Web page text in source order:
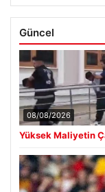
Güncel
08/08/2026
Yüksek Maliyetin